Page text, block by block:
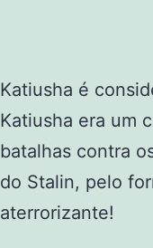
Katiusha é
Katiusha era um
batalhas contra
do Stalin, pelo
aterrorizante!